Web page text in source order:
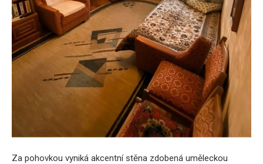
Za pohovkou vyniká akcentní stěna zdobená uměleckou